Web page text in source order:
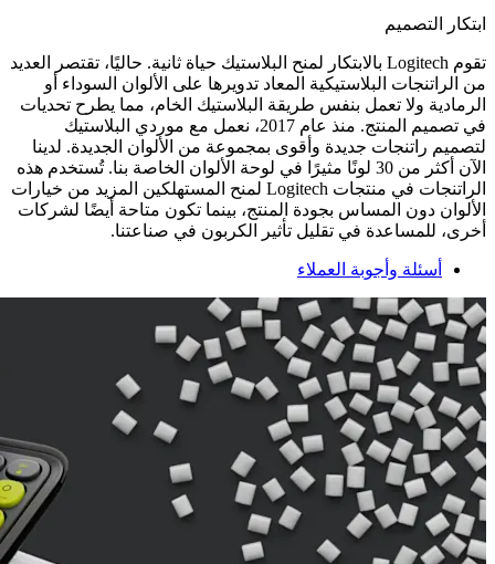
ابتكار التصميم
تقوم Logitech بالابتكار لمنح البلاستيك حياة ثانية. حاليًا، تقتصر العديد
من الراتنجات البلاستيكية المعاد تدويرها على الألوان السوداء أو
الرمادية ولا تعمل بنفس طريقة البلاستيك الخام، مما يطرح تحديات
في تصميم المنتج. منذ عام 2017، نعمل مع موردي البلاستيك
لتصميم راتنجات جديدة وأقوى بمجموعة من الألوان الجديدة. لدينا
الآن أكثر من 30 لونًا مثيرًا في لوحة الألوان الخاصة بنا. تُستخدم هذه
الراتنجات في منتجات Logitech لمنح المستهلكين المزيد من خيارات
الألوان دون المساس بجودة المنتج، بينما تكون متاحة أيضًا لشركات
أخرى، للمساعدة في تقليل تأثير الكربون في صناعتنا.
أسئلة وأجوبة العملاء